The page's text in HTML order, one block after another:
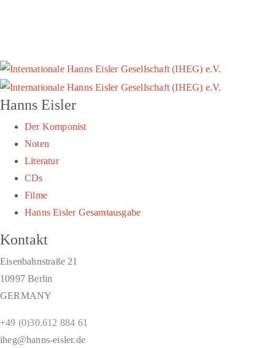
Hanns Eisler
Der Komponist
Noten
Literatur
CDs
Filme
Hanns Eisler Gesamtausgabe
Kontakt
Eisenbahnstraße 21
10997 Berlin
GERMANY
+49 (0)30.612 884 61
iheg@hanns-eisler.de